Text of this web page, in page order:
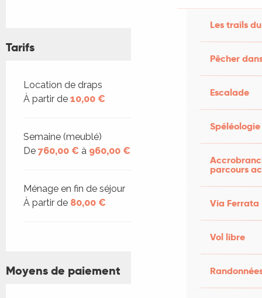
Les trails
Pêcher
Escalade
Spéléologie
parcours
Via Ferrata
Vol libre
Tarifs
Tarifs 2026
Location de draps
À partir de 10,00 €
Semaine (meublé)
De 760,00 € à 960,00 €
Ménage en fin de séjour
À partir de 80,00 €
Moyens de paiement